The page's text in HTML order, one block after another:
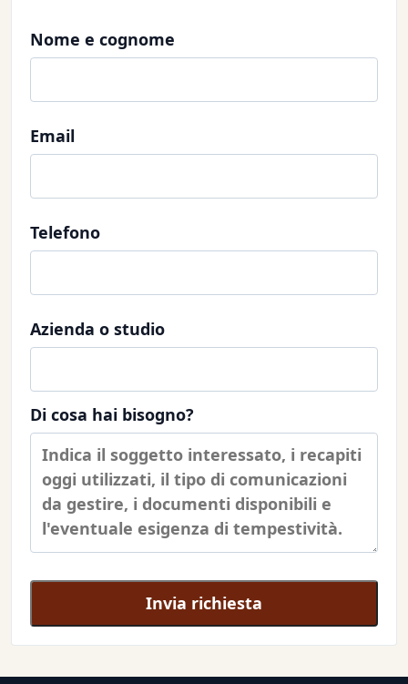
Nome e cognome
Email
Telefono
Azienda o studio
Di cosa hai bisogno?
Invia richiesta